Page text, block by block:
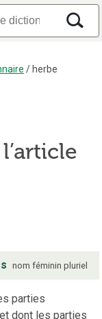
/ herbe
nom féminin pluriel
parties
dont les parties